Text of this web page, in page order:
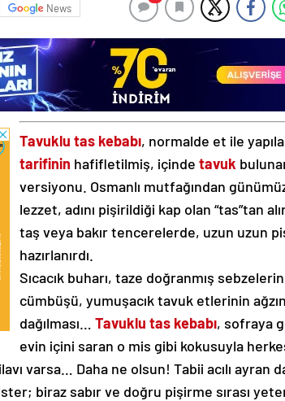
News
Tavuklu tas kebabı, normalde et ile
tarifinin hafifletilmiş, içinde tavuk
versiyonu. Osmanlı mutfağından
lezzet, adını pişirildiği kap olan “tas”tan
taş veya bakır tencerelerde, uzun uzun
hazırlanırdı.
Sıcacık buharı, taze doğranmış
cümbüşü, yumuşacık tavuk etlerinin
dağılması… Tavuklu tas kebabı, sofraya
evin içini saran o mis gibi kokusuyla
varsa… Daha ne olsun! Tabii acılı ayran
biraz sabır ve doğru pişirme sırası